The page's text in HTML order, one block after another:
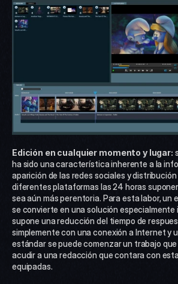
Edición en cualquier momento y lugar:
ha sido una característica inherente a la
aparición de las redes sociales y
diferentes plataformas las 24 horas
sea aún más perentoria. Para esta labor, un
se convierte en una solución
supone una reducción del tiempo de
simplemente con una conexión a Internet y
estándar se puede comenzar un trabajo
acudir a una redacción que contara con
equipadas.